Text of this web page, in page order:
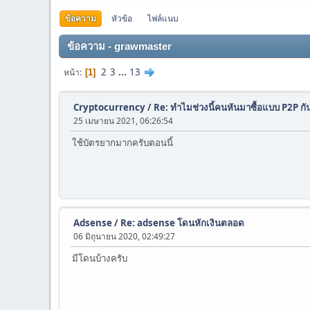
ข้อความ หัวข้อ ไฟล์แนบ
ข้อความ - grawmaster
หน้า 1 2 3 ... 13
Cryptocurrency/ Re: ทำไมช่วงนี้คนหันมาซื้อแบบ P2P กั
25 เมษายน 2021, 06:26:54
ใช้บัตรยากมากครับตอนนี้
Adsense/ Re: adsense โดนหักเงินตลอด
06 มิถุนายน 2020, 02:49:27
มีโดนบ้างครับ